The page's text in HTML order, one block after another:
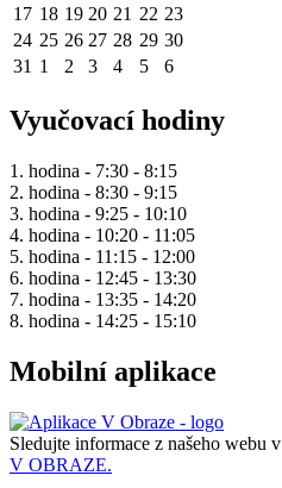
17 18 19 20 21 22 23
24 25 26 27 28 29 30
31 1 2 3 4 5 6
Vyučovací hodiny
1. hodina - 7:30 - 8:15
2. hodina - 8:30 - 9:15
3. hodina - 9:25 - 10:10
4. hodina - 10:20 - 11:05
5. hodina - 11:15 - 12:00
6. hodina - 12:45 - 13:30
7. hodina - 13:35 - 14:20
8. hodina - 14:25 - 15:10
Mobilní aplikace
Sledujte informace z našeho webu v
V OBRAZE.